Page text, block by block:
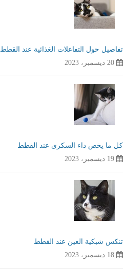
تفاصيل حول التفاعلات الغذائية عند القطط
20 ديسمبر، 2023
كل ما يخص داء السكرى عند القطط
19 ديسمبر، 2023
تنكس شبكية العين عند القطط
18 ديسمبر، 2023